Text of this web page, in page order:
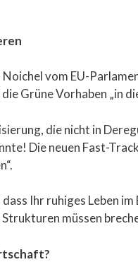
vom EU-
Grüne Vorhaben „in
die nicht in
Die neuen Fast-
dass Ihr ruhiges Leben
müssen